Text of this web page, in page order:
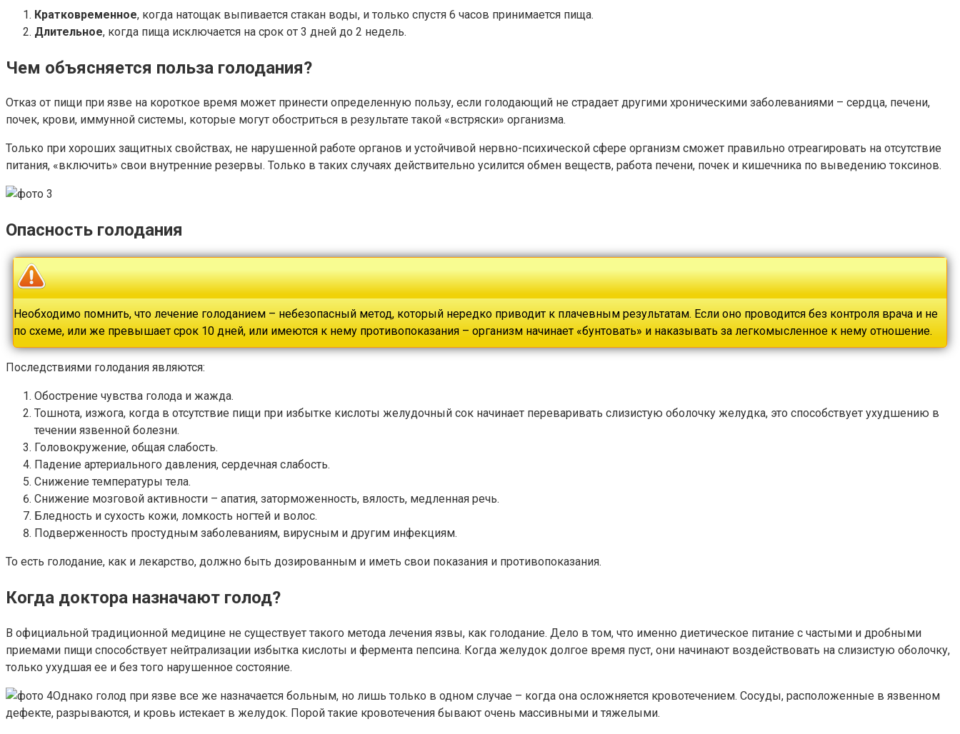
Кратковременное, когда натощак выпивается стакан воды, и только спустя 6 часов принимается пища.
Длительное, когда пища исключается на срок от 3 дней до 2 недель.
Чем объясняется польза голодания?
Отказ от пищи при язве на короткое время может принести определенную пользу, если голодающий не страдает другими хроническими заболеваниями – сердца, печени,
почек, крови, иммунной системы, которые могут обостриться в результате такой «встряски» организма.
Только при хороших защитных свойствах, не нарушенной работе органов и устойчивой нервно-психической сфере организм сможет правильно отреагировать на отсутствие
питания, «включить» свои внутренние резервы. Только в таких случаях действительно усилится обмен веществ, работа печени, почек и кишечника по выведению токсинов.
Опасность голодания
Необходимо помнить, что лечение голоданием – небезопасный метод, который нередко приводит к плачевным результатам. Если оно проводится без контроля врача и не
по схеме, или же превышает срок 10 дней, или имеются к нему противопоказания – организм начинает «бунтовать» и наказывать за легкомысленное к нему отношение.
Последствиями голодания являются:
Обострение чувства голода и жажда.
Тошнота, изжога, когда в отсутствие пищи при избытке кислоты желудочный сок начинает переваривать слизистую оболочку желудка, это способствует ухудшению в
течении язвенной болезни.
Головокружение, общая слабость.
Падение артериального давления, сердечная слабость.
Снижение температуры тела.
Снижение мозговой активности – апатия, заторможенность, вялость, медленная речь.
Бледность и сухость кожи, ломкость ногтей и волос.
Подверженность простудным заболеваниям, вирусным и другим инфекциям.
То есть голодание, как и лекарство, должно быть дозированным и иметь свои показания и противопоказания.
Когда доктора назначают голод?
В официальной традиционной медицине не существует такого метода лечения язвы, как голодание. Дело в том, что именно диетическое питание с частыми и дробными
приемами пищи способствует нейтрализации избытка кислоты и фермента пепсина. Когда желудок долгое время пуст, они начинают воздействовать на слизистую оболочку,
только ухудшая ее и без того нарушенное состояние.
Однако голод при язве все же назначается больным, но лишь только в одном случае – когда она осложняется кровотечением. Сосуды, расположенные в язвенном
дефекте, разрываются, и кровь истекает в желудок. Порой такие кровотечения бывают очень массивными и тяжелыми.